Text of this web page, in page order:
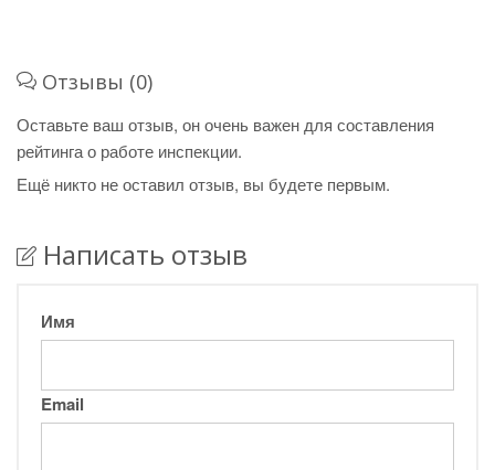
Отзывы (0)
Оставьте ваш отзыв, он очень важен для составления
рейтинга о работе инспекции.
Ещё никто не оставил отзыв, вы будете первым.
Написать отзыв
Имя
Email